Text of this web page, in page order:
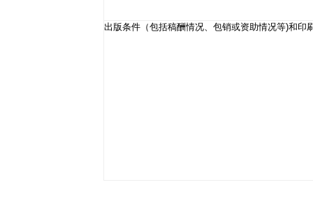
出版条件（包括稿酬情况、包销或资助情况等)和印